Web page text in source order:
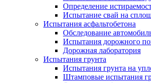
Определение
Испытание свай на
Испытания асфальтобетона
Обследование
Испытания дорожного
Дорожная лаборатория
Испытания грунта
Испытания грунта на
Штамповые испытания